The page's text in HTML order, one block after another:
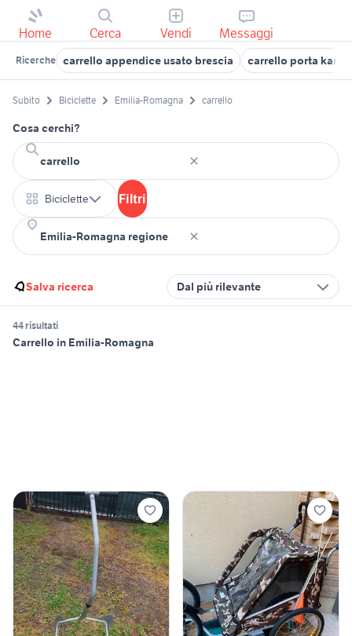
Home Cerca Vendi Messaggi
Ricerche carrello appendice usato brescia carrello porta kart
Subito Biciclette Emilia-Romagna carrello
Cosa cerchi?
Biciclette Filtri
Salva ricerca Dal più rilevante
44 risultati
Carrello in Emilia-Romagna